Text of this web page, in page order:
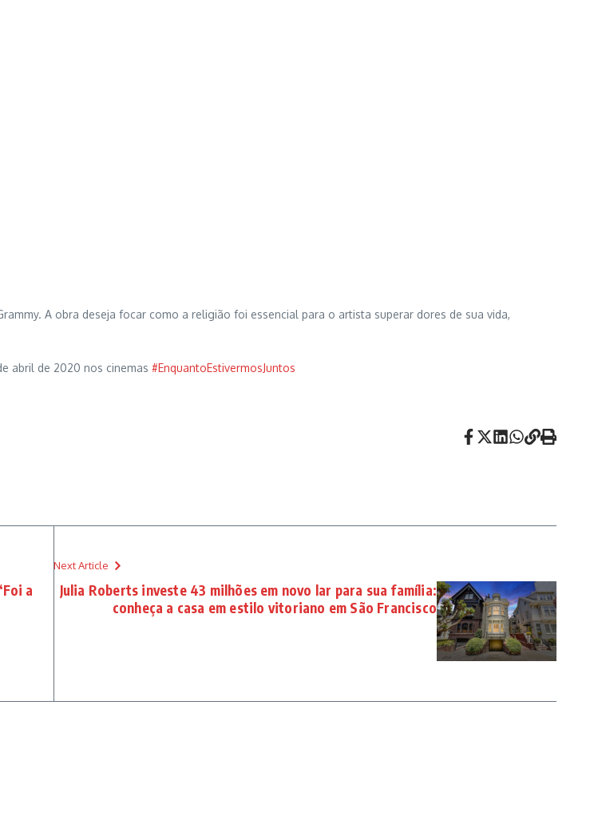
A obra deseja focar como a religião foi essencial para o artista superar dores de sua vida,
abril de 2020 nos cinemas #EnquantoEstivermosJuntos
a
Next Article
Julia Roberts investe 43 milhões em novo lar para sua família:
conheça a casa em estilo vitoriano em São Francisco